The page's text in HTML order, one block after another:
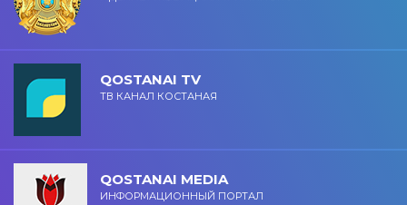
QOSTANAI TV
ТВ КАНАЛ КОСТАНАЯ
QOSTANAI MEDIA
ИНФОРМАЦИОННЫЙ ПОРТАЛ